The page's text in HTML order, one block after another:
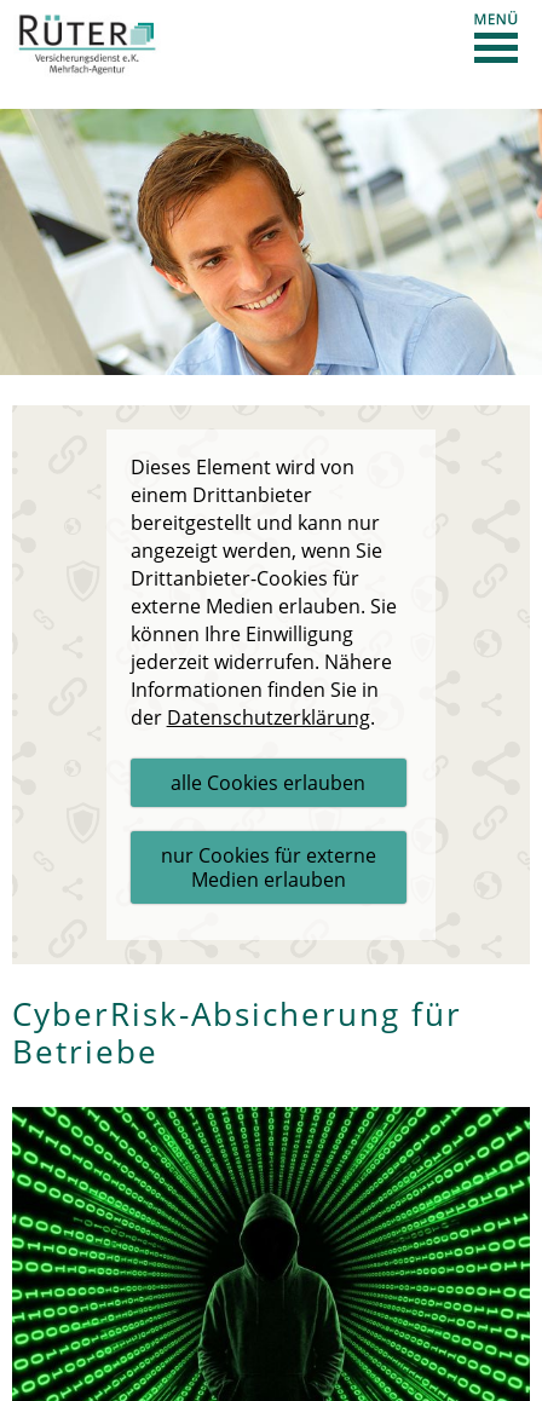
Dieses Element wird von
einem Drittanbieter
bereitgestellt und kann nur
angezeigt werden, wenn Sie
Drittanbieter-Cookies für
externe Medien erlauben. Sie
können Ihre Einwilligung
jederzeit widerrufen. Nähere
Informationen finden Sie in
der Datenschutzerklärung.
alle Cookies erlauben
nur Cookies für externe
Medien erlauben
CyberRisk-Absicherung für
Betriebe